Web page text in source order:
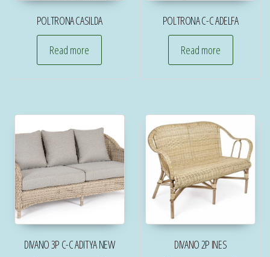
POLTRONA CASILDA
Read more
POLTRONA C-C ADELFA
Read more
DIVANO 3P C-C ADITYA NEW DIVANO 2P INES